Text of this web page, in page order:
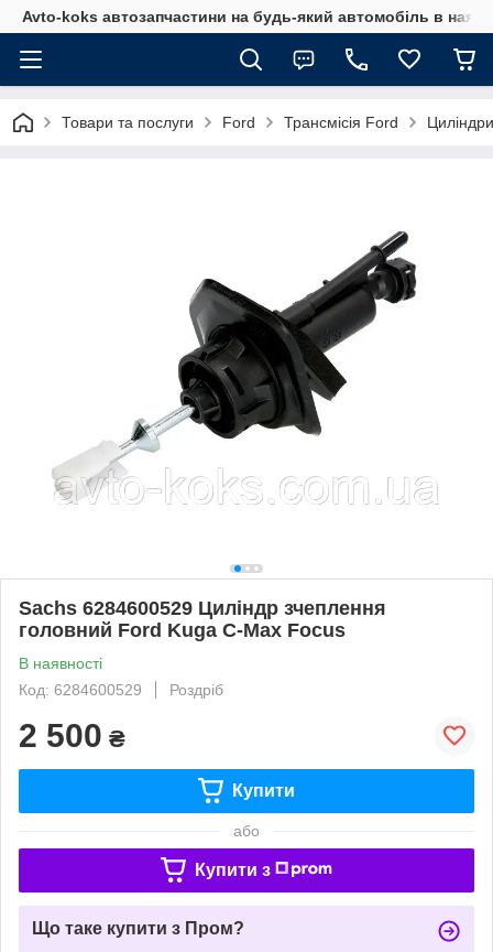
Avto-koks автозапчастини на будь-який автомобіль в
Товари та послуги Ford Трансмісія Ford
Sachs 6284600529 Циліндр зчеплення
головний Ford Kuga C-Max Focus
В наявності
Код: 6284600529
Роздріб
2 500 ₴
Купити
або
Купити з
Що таке купити з Пром?